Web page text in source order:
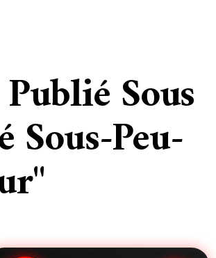
Sous
Peu-